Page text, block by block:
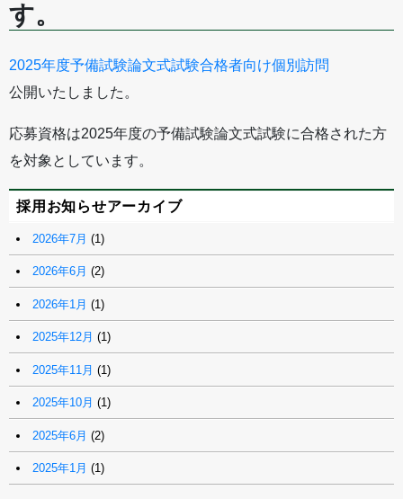
す。
2025年度予備試験論文式試験合格者向け個別訪問
公開いたしました。
応募資格は2025年度の予備試験論文式試験に合格された方
を対象としています。
採用お知らせアーカイブ
2026年7月 (1)
2026年6月 (2)
2026年1月 (1)
2025年12月 (1)
2025年11月 (1)
2025年10月 (1)
2025年6月 (2)
2025年1月 (1)